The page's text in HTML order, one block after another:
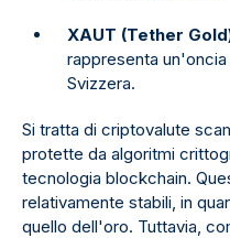
XAUT (Tether
rappresenta
Svizzera.
Si tratta di criptovalute
protette da algoritmi
tecnologia blockchain.
relativamente stabili, in
quello dell'oro. Tuttavia,